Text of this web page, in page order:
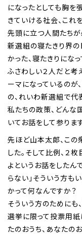
になったとしても胸を
きていける社会、これ
先頭に立つ人間たちが
新選組の寝たきり界の
かった、寝たきりにな
ふさわしい２人だと考
ーマになっているのが
の、れいわ新選組で代
私たちの政策、どんな
いてお話をして参りま
先ほど山本太郎、こ
した。そして比例、２
よというお話をしたん
らない」そういう方も
かって何なんですか？
そういう方のためにも
選挙に限って投票用紙
たのおうち、あなたの